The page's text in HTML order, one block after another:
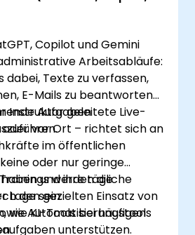
Copilot und Gemini
Arbeitsabläufe:
dabei, Texte zu verfassen,
E-Mails zu beantworten
Aufgaben
Instruktor geleitete Live-
oder vor Ort – richtet sich an
im öffentlichen
oder nur geringe
und ihre tägliche
den gezielten Einsatz von
Automatisierungstools
werden die
Lage sein:
wie KI-Tools bei häufigen
unterstützen.